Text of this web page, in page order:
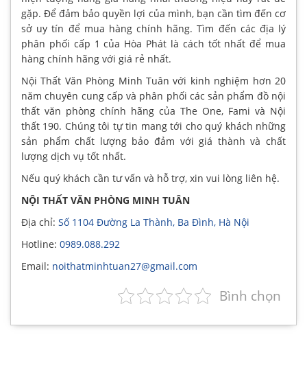
gặp. Để đảm bảo quyền lợi của mình, bạn cần tìm đến cơ
sở uy tín để mua hàng chính hãng. Tìm đến các địa lý
phân phối cấp 1 của Hòa Phát là cách tốt nhất để mua
hàng chính hãng với giá rẻ nhất.
Nội Thất Văn Phòng Minh Tuân với kinh nghiệm hơn 20
năm chuyên cung cấp và phân phối các sản phẩm đồ nội
thất văn phòng chính hãng của The One, Fami và Nội
thất 190. Chúng tôi tự tin mang tới cho quý khách những
sản phẩm chất lượng bảo đảm với giá thành và chất
lượng dịch vụ tốt nhất.
Nếu quý khách cần tư vấn và hỗ trợ, xin vui lòng liên hệ.
NỘI THẤT VĂN PHÒNG MINH TUÂN
Địa chỉ: Số 1104 Đường La Thành, Ba Đình, Hà Nội
Hotline: 0989.088.292
Email: noithatminhtuan27@gmail.com
Bình chọn